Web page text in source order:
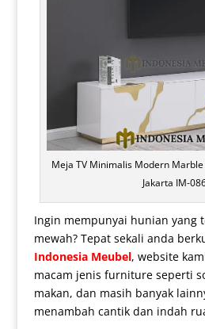
Meja TV Minimalis Modern
Jakarta IM-
Ingin mempunyai hunian yang
mewah? Tepat sekali anda
Indonesia Meubel, website
macam jenis furniture seperti
makan, dan masih banyak
menambah cantik dan indah